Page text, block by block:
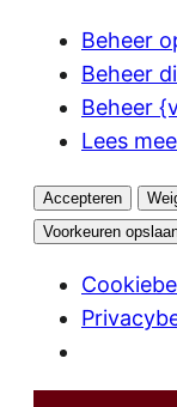
Beheer
Beheer
Beheer
Lees
Accepteren
Voorkeuren